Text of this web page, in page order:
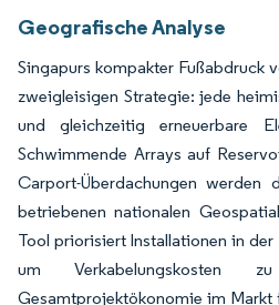
Geografische Analyse
Singapurs kompakter Fußabdruck
zweigleisigen Strategie: jede
und gleichzeitig erneuerbare
Schwimmende Arrays auf
Carport-Überdachungen
betriebenen nationalen
Tool priorisiert Installationen in der
um
Gesamtprojektökonomie im Markt